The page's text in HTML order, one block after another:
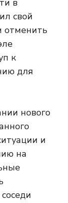
в
свой
к
для
нового
и
на